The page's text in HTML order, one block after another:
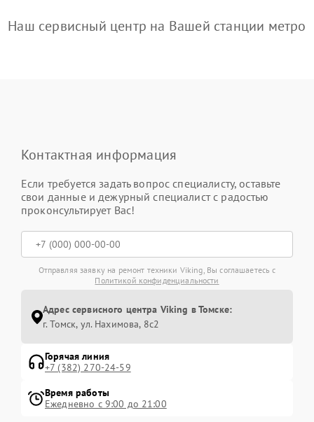
Наш сервисный центр на Вашей станции метро
Контактная информация
Если требуется задать вопрос специалисту, оставьте
свои данные и дежурный специалист с радостью
проконсультирует Вас!
Отправляя заявку на ремонт техники Viking, Вы соглашаетесь с
Политикой конфиденциальности
Адрес сервисного центра Viking в Томске:
г. Томск, ул. Нахимова, 8с2
Горячая линия
+7 (382) 270-24-59
Время работы
Ежедневно с 9:00 до 21:00